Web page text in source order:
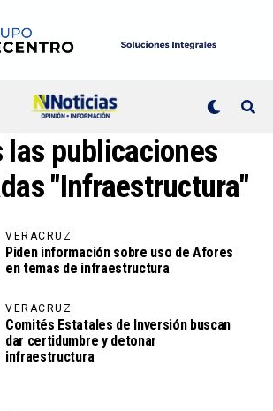
las publicaciones
"Infraestructura"
VERACRUZ
Piden información sobre uso de Afores
en temas de infraestructura
VERACRUZ
Comités Estatales de Inversión buscan
dar certidumbre y detonar
infraestructura